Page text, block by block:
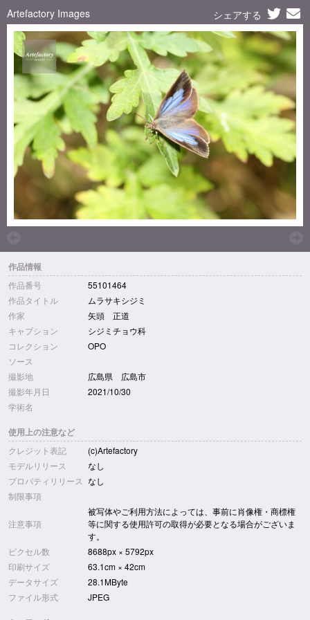
Artefactory Images シェアする
作品情報
作品番号
55101464
作品タイトル
ムラサキシジミ
作家
矢頭 正道
キャプション
シジミチョウ科
コレクション
OPO
ソース
撮影地
広島県 広島市
撮影年月日
2021/10/30
学術名
使用上の注意など
クレジット表記
(c)Artefactory
モデルリリース
なし
プロパティリリース なし
制限事項
注意事項
被写体やご利用方法によっては、事前に肖像権・商標権
等に関する使用許可の取得が必要となる場合がございま
す。
ピクセル数
8688px × 5792px
印刷サイズ
63.1cm × 42cm
データサイズ
28.1MByte
ファイル形式
JPEG